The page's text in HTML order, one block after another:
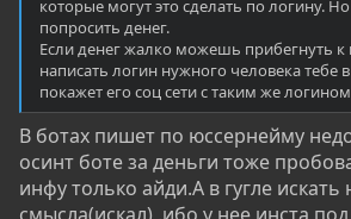
которые могут это сделать по логину.
попросить денег.
Если денег жалко можешь прибегнуть к
написать логин нужного человека тебе
покажет его соц сети с таким же логином
В ботах пишет по юссернейму
осинт боте за деньги тоже
инфу только айди.А в гугле искать